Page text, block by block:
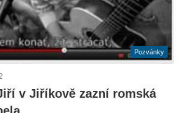
Pozvánky
v Jiříkově zazní romská